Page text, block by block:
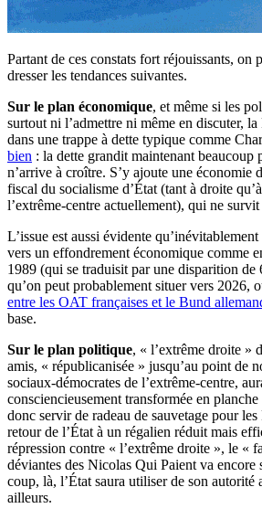
Partant de ces constats fort réjouissants, on
dresser les tendances suivantes.
Sur le plan économique, et même si les
surtout ni l’admettre ni même en discuter,
dans une trappe à dette typique comme
bien : la dette grandit maintenant beaucoup
n’arrive à croître. S’y ajoute une économie
fiscal du socialisme d’État (tant à droite
l’extrême-centre actuellement), qui ne
L’issue est aussi évidente
vers un effondrement économique comme
1989 (qui se traduisit par une disparition de
qu’on peut probablement situer vers 2026,
entre les OAT françaises et le Bund
base.
Sur le plan politique, « l’extrême droite »
amis, « républicanisée » jusqu’au point de
sociaux-démocrates de l’extrême-centre,
consciencieusement transformée en
donc servir de radeau de sauvetage pour
retour de l’État à un régalien réduit mais
répression contre « l’extrême droite », le «
déviantes des Nicolas Qui Paient va encore
coup, là, l’État saura utiliser de son
ailleurs.